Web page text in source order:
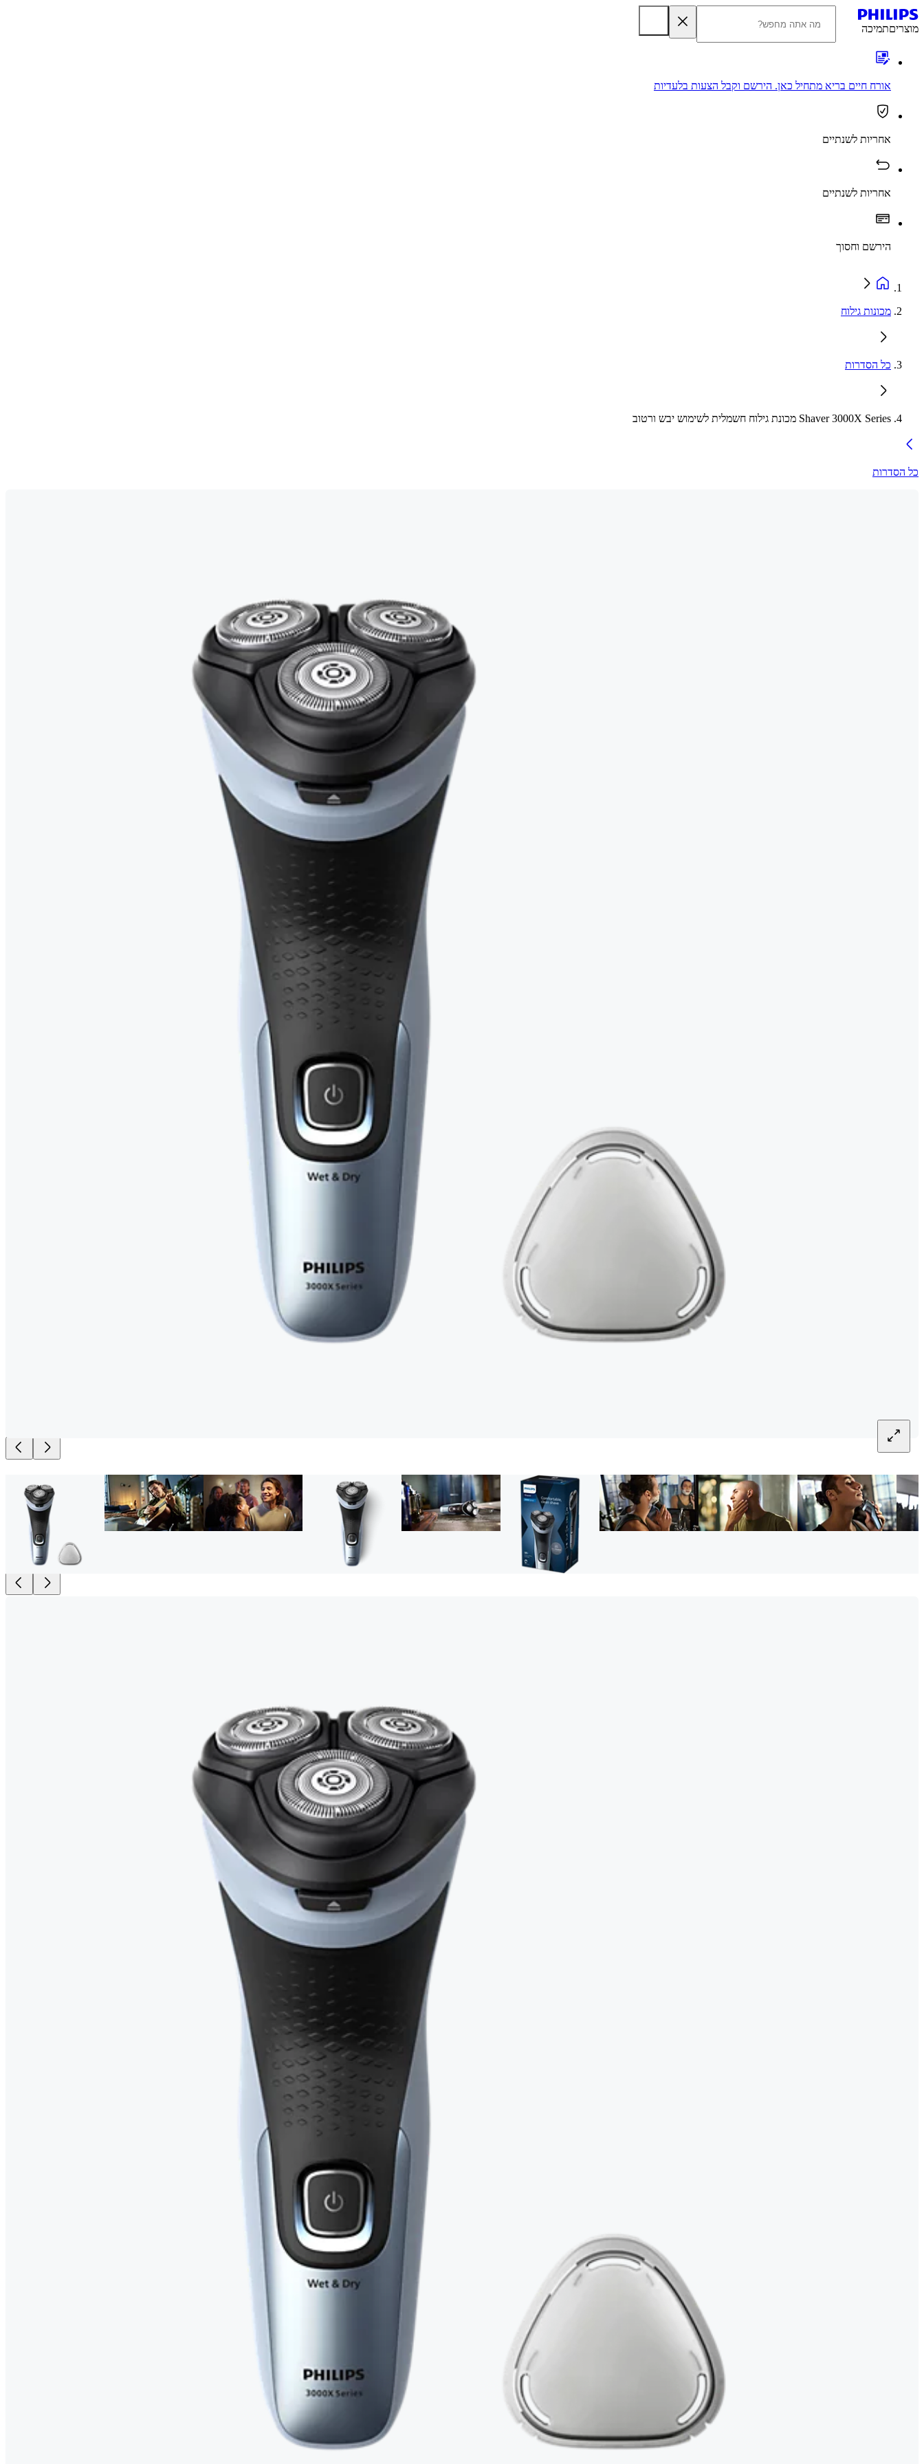
מוצריםתמיכה
אורח חיים בריא מתחיל כאן. הירשם וקבל הצעות בלעדיות
אחריות לשנתיים
אחריות לשנתיים
הירשם וחסוך
מכונות גילוח
כל הסדרות
Shaver 3000X Series מכונת גילוח חשמלית לשימוש יבש ורטוב
כל הסדרות